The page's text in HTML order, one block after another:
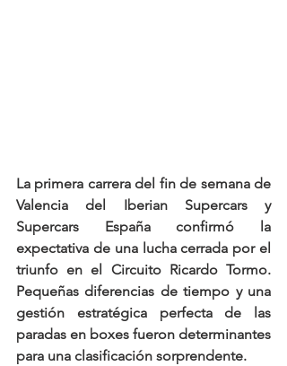
La primera carrera del fin de semana de
Valencia del Iberian Supercars y
Supercars España confirmó la
expectativa de una lucha cerrada por el
triunfo en el Circuito Ricardo Tormo.
Pequeñas diferencias de tiempo y una
gestión estratégica perfecta de las
paradas en boxes fueron determinantes
para una clasificación sorprendente.